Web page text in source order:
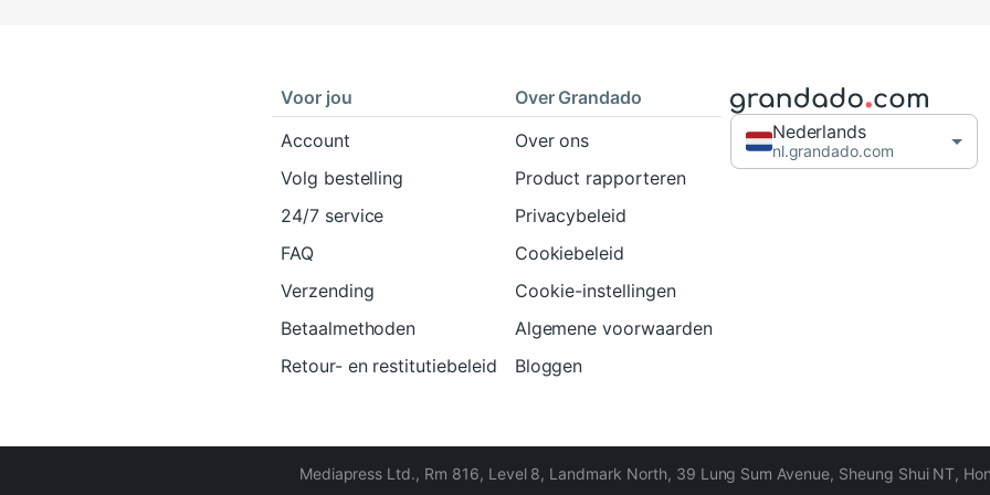
Voor jou
Account
Volg bestelling
24/7 service
FAQ
Verzending
Betaalmethoden
Retour- en restitutiebeleid
Over Grandado
Over ons
Product rapporteren
Privacybeleid
Cookiebeleid
Cookie-instellingen
Algemene voorwaarden
Bloggen
Nederlands
nl.grandado.com
Mediapress Ltd., Rm 816, Level 8, Landmark North, 39 Lung Sum Avenue, Sheung Shui NT,